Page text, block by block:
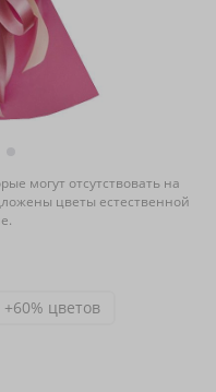
могут отсутствовать на
цветы естественной
+60% цветов